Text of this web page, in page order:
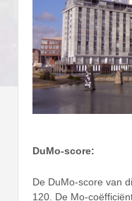
DuMo-score:
De DuMo-score van
120. De Mo-